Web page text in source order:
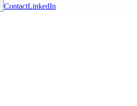
ContactLinkedIn